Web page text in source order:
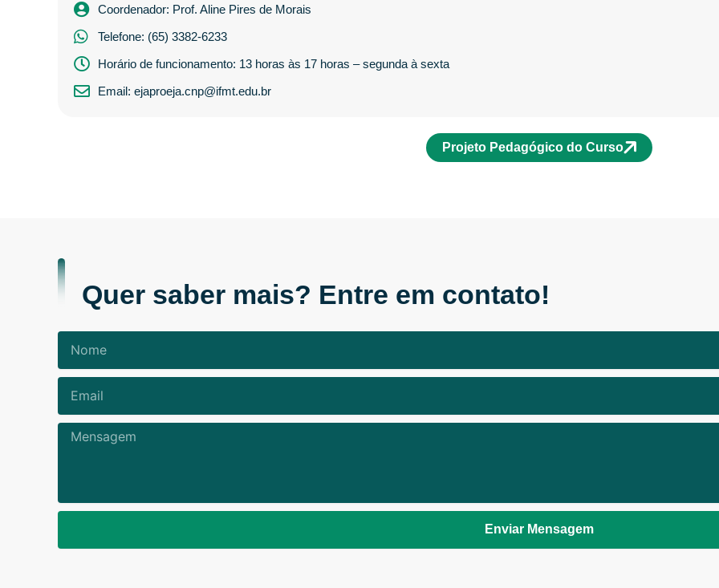
Coordenador: Prof. Aline Pires de Morais
Telefone: (65) 3382-6233
Horário de funcionamento: 13 horas às 17 horas – segunda à sexta
Email: ejaproeja.cnp@ifmt.edu.br
Projeto Pedagógico do Curso
Quer saber mais? Entre em contato!
Mensagem
Enviar Mensagem